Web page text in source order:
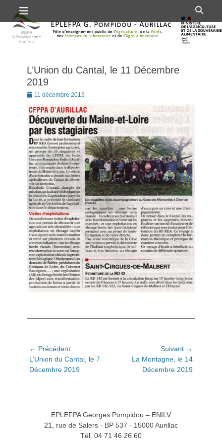
au
contenu
Premier menu
L’Union du Cantal, le 11 Décembre
2019
Posté11 décembre 2019
Navigation
de
l’article
← Précédent
Article
précédent:
L’Union du Cantal, le 7
Décembre 2019
Suivant →
La Montagne, le 14
Décembre 2019
EPLEFPA Georges Pompidou – ENILV
21, rue de Salers - BP 537 - 15000 Aurillac
Tél. 04 71 46 26 60